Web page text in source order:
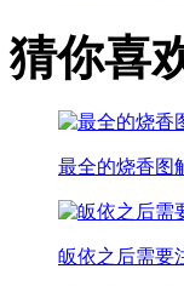
猜你喜
最全的烧香图
皈依之后需要